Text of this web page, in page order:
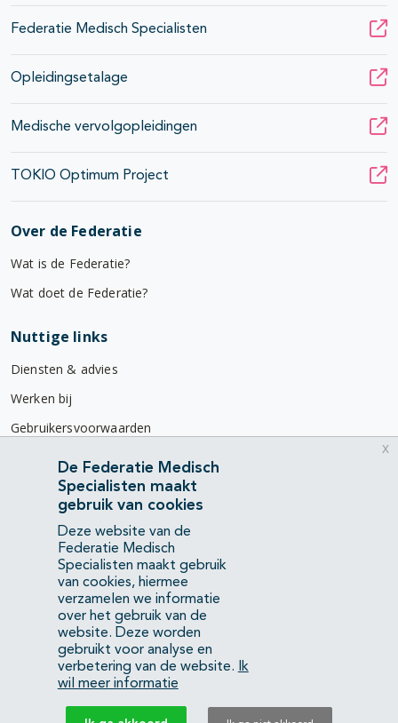
Federatie Medisch Specialisten
Opleidingsetalage
Medische vervolgopleidingen
TOKIO Optimum Project
Over de Federatie
Wat is de Federatie?
Wat doet de Federatie?
Nuttige links
Diensten & advies
Werken bij
Gebruikersvoorwaarden
Privacyverklaring
Contact
Mercatorlaan 1200
3528 BL Utrecht
(088) 505 34 34
info@richtlijnendatabase.nl
YouTubeLinkedIn
De Federatie Medisch
Specialisten maakt
gebruik van cookies
Deze website van de
Federatie Medisch
Specialisten maakt gebruik
van cookies, hiermee
verzamelen we informatie
over het gebruik van de
website. Deze worden
gebruikt voor analyse en
verbetering van de website.
Ik
wil meer informatie
x